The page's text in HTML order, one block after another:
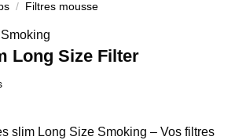
/ Filtres mousse
Smoking
Long Size Filter
slim Long Size Smoking – Vos filtres